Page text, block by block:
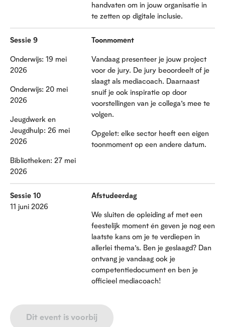
handvaten om in jouw organisatie in
te zetten op digitale inclusie.
Sessie 9
Onderwijs: 19 mei
2026
Onderwijs: 20 mei
2026
Jeugdwerk en
Jeugdhulp: 26 mei
2026
Bibliotheken: 27 mei
2026
Toonmoment
Vandaag presenteer je jouw project
voor de jury. De jury beoordeelt of je
slaagt als mediacoach. Daarnaast
snuif je ook inspiratie op door
voorstellingen van je collega’s mee te
volgen.
Opgelet: elke sector heeft een eigen
toonmoment op een andere datum.
Sessie 10
11 juni 2026
Afstudeerdag
We sluiten de opleiding af met een
feestelijk moment én geven je nog een
laatste kans om je te verdiepen in
allerlei thema’s. Ben je geslaagd? Dan
ontvang je vandaag ook je
competentiedocument en ben je
officieel mediacoach!
Dit event is voorbij